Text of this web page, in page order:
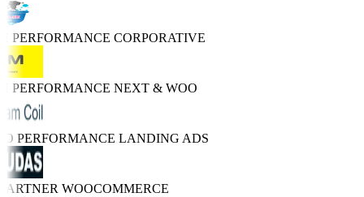
PERFORMANCECORPORATIVE
PERFORMANCENEXT & WOO
PERFORMANCELANDING ADS
WOOCOMMERCE